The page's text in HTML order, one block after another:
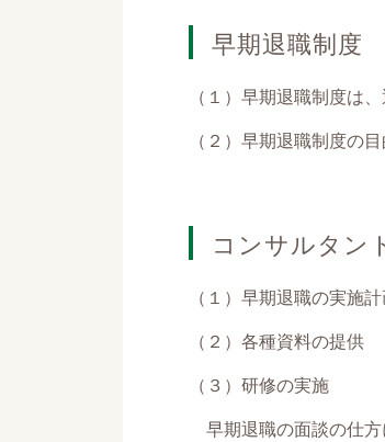
早期退職制度
（１）早期退職制度は
（２）早期退職制度の
コンサルタン
（１）早期退職の実施
（２）各種資料の提供
（３）研修の実施
早期退職の面談の仕方